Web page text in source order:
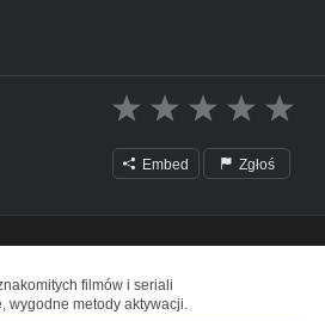
Embed Zgłoś
filmów i seriali
wygodne metody aktywacji.